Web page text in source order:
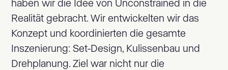
haben wir die Idee von Unconstrained in die
Realität gebracht. Wir entwickelten wir das
Konzept und koordinierten die gesamte
Inszenierung: Set-Design, Kulissenbau und
Drehplanung. Ziel war nicht nur die